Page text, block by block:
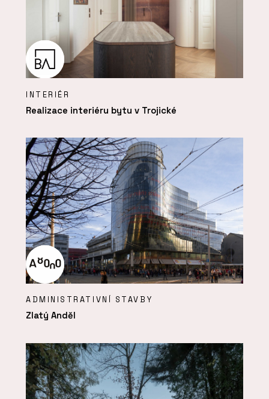
INTERIÉR
Realizace interiéru bytu v Trojické
ADMINISTRATIVNÍ STAVBY
Zlatý Anděl